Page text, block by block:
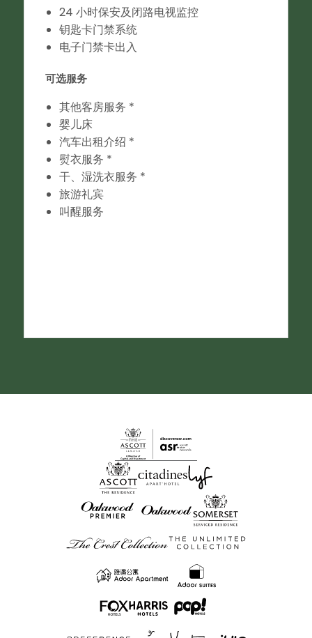
24 小时保安及闭路电视监控
钥匙卡门禁系统
电子门禁卡出入
可选服务
其他客房服务 *
婴儿床
汽车出租介绍 *
熨衣服务 *
干、湿洗衣服务 *
旅游礼宾
叫醒服务